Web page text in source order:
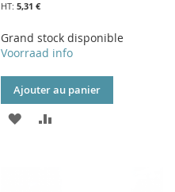
5,31 €
Grand stock disponible
Voorraad info
Ajouter au panier
AJOUTER